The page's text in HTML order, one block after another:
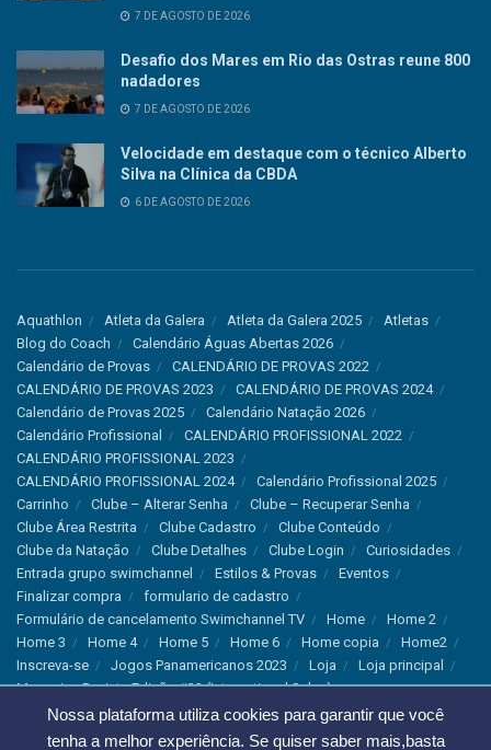
Nossa plataforma utiliza cookies para garantir que você
tenha a melhor experiência. Se quiser saber mais,basta
7 DE AGOSTO DE 2026
Desafio dos Mares em Rio das Ostras reune 800
nadadores
7 DE AGOSTO DE 2026
Velocidade em destaque com o técnico Alberto
Silva na Clínica da CBDA
6 DE AGOSTO DE 2026
Aquathlon Atleta da Galera Atleta da Galera 2025
Atletas
Blog do Coach
Calendário Águas Abertas 2026
Calendário de Provas
CALENDÁRIO DE PROVAS 2022
CALENDÁRIO DE PROVAS 2023
CALENDÁRIO DE PROVAS 2024
Calendário de Provas 2025
Calendário Natação 2026
Calendário Profissional
CALENDÁRIO PROFISSIONAL 2022
CALENDÁRIO PROFISSIONAL 2023
CALENDÁRIO PROFISSIONAL 2024
Calendário Profissional 2025
Carrinho
Clube – Alterar Senha
Clube – Recuperar Senha
Clube Área Restrita
Clube Cadastro
Clube Conteúdo
Clube da Natação
Clube Detalhes Clube Login
Curiosidades
Entrada grupo swimchannel
Estilos & Provas
Eventos
Finalizar compra
formulario de cadastro
Formulário de cancelamento Swimchannel TV
Home
Home 2
Home 3
Home 4 Home 5 Home 6 Home copia
Home2
Inscreva-se
Jogos Panamericanos 2023 Loja
Loja principal
Magazine Revista Edição #33 (International Sales)
Magazine Swimchannel (International Sale)
Marcas
Minha conta
Newsletter Notícias
Notícias Instagram